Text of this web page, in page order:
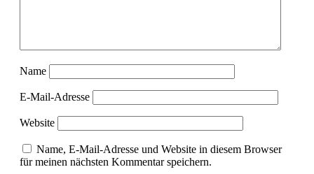
Name
E-Mail-Adresse
Website
Name, E-Mail-Adresse und Website in diesem Browser
für meinen nächsten Kommentar speichern.